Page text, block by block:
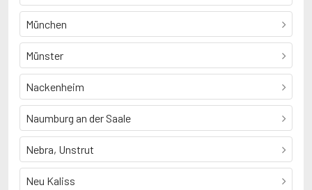
München
Münster
Nackenheim
Naumburg an der Saale
Nebra, Unstrut
Neu Kaliss